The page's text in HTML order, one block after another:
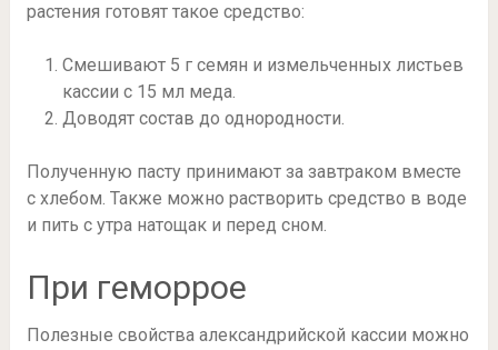
растения готовят такое средство:
Смешивают 5 г семян и измельченных листьев
кассии с 15 мл меда.
Доводят состав до однородности.
Полученную пасту принимают за завтраком вместе
с хлебом. Также можно растворить средство в воде
и пить с утра натощак и перед сном.
При геморрое
Полезные свойства александрийской кассии можно